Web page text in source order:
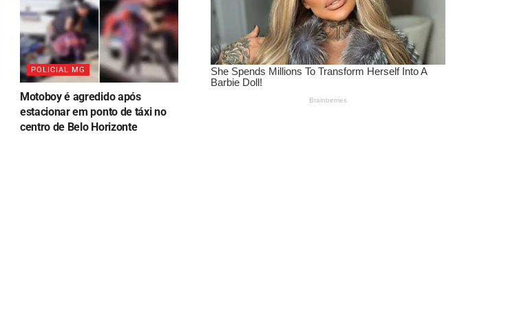
POLICIAL MG
Motoboy é agredido após
estacionar em ponto de táxi no
centro de Belo Horizonte